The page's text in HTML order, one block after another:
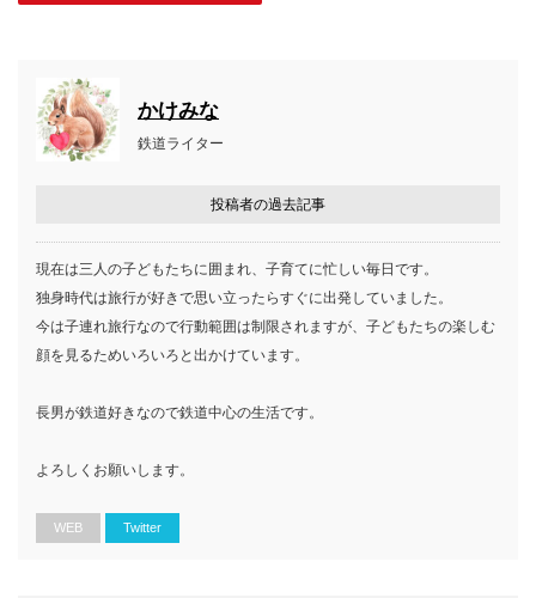
かけみな
鉄道ライター
投稿者の過去記事
現在は三人の子どもたちに囲まれ、子育てに忙しい毎日です。
独身時代は旅行が好きで思い立ったらすぐに出発していました。
今は子連れ旅行なので行動範囲は制限されますが、子どもたちの楽しむ
顔を見るためいろいろと出かけています。
長男が鉄道好きなので鉄道中心の生活です。
よろしくお願いします。
WEB Twitter